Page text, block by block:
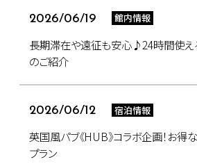
2026/06/19 館内情報
長期滞在や遠征も安心♪24時間使え
のご紹介
2026/06/12 宿泊情報
英国風パブ《HUB》コラボ企画！お得
プラン